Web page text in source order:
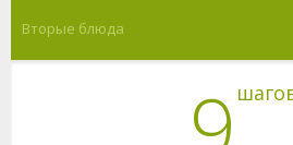
Вторые блюда